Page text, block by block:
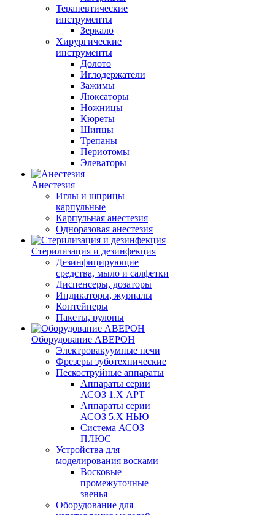
Терапевтические
инструменты
Зеркало
Хирургические
инструменты
Долото
Иглодержатели
Зажимы
Люксаторы
Ножницы
Кюреты
Шипцы
Трепаны
Периотомы
Элеваторы
Анестезия
Иглы и шприцы
карпульные
Карпульная анестезия
Одноразовая анестезия
Стерилизация и дезинфекция
Дезинфицирующие
средства, мыло и салфетки
Диспенсеры, дозаторы
Индикаторы, журналы
Контейнеры
Пакеты, рулоны
Оборудование АВЕРОН
Электровакуумные печи
Фрезеры зуботехнические
Пескоструйные аппараты
Аппараты серии
АСОЗ 1.Х АРТ
Аппараты серии
АСОЗ 5.Х НЬЮ
Система АСОЗ
ПЛЮС
Устройства для
моделирования восками
Восковые
промежуточные
звенья
Оборудование для